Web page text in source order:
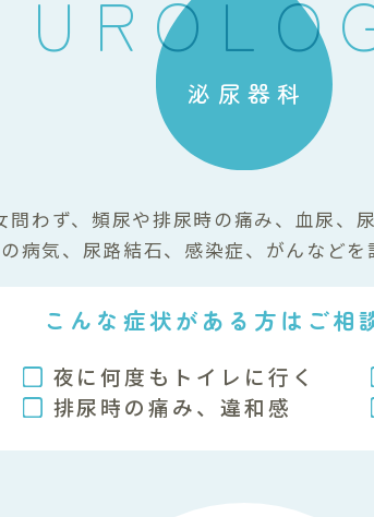
泌尿器科
問わず、頻尿や排尿時の痛み、血尿、
病気、尿路結石、感染症、がんなどを
こんな症状がある方はご相
夜に何度もトイレに行く
排尿時の痛み、違和感